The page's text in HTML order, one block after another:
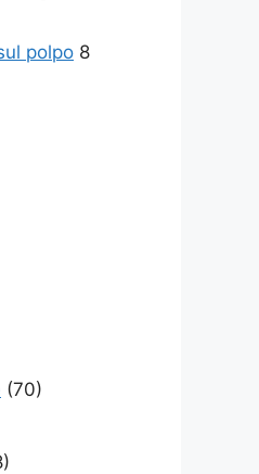
polpo 8
(70)